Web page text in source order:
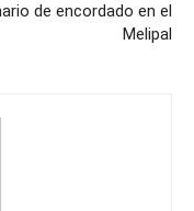
de encordado en el
Melipal